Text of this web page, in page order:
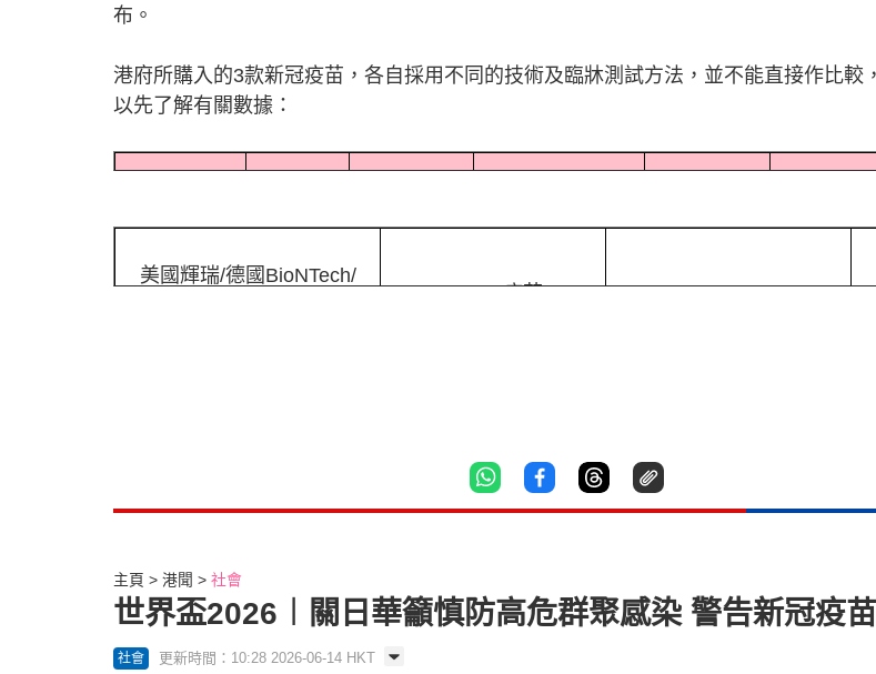
布。
港府所購入的3款新冠疫苗，各自採用不同的技術及臨牀測試方法，並不能直接作比較
以先了解有關數據：
美國輝瑞/德國BioNTech/
mRNA疫苗 95%
中國科興生物 滅活疫苗
主頁 港聞 社會
世界盃2026︱關日華籲慎防高危群聚感染 警告新冠疫苗
社會 更新時間：10:28 2026-06-14 HKT